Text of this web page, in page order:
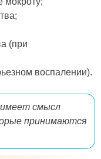
(при
воспалении).
имеет смысл
принимаются